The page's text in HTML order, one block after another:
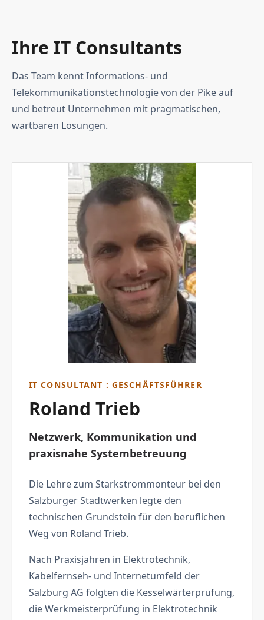
Ihre IT Consultants
Das Team kennt Informations- und
Telekommunikationstechnologie von der Pike auf
und betreut Unternehmen mit pragmatischen,
wartbaren Lösungen.
IT CONSULTANT : GESCHÄFTSFÜHRER
Roland Trieb
Netzwerk, Kommunikation und
praxisnahe Systembetreuung
Die Lehre zum Starkstrommonteur bei den
Salzburger Stadtwerken legte den
technischen Grundstein für den beruflichen
Weg von Roland Trieb.
Nach Praxisjahren in Elektrotechnik,
Kabelfernseh- und Internetumfeld der
Salzburg AG folgten die Kesselwärterprüfung,
die Werkmeisterprüfung in Elektrotechnik